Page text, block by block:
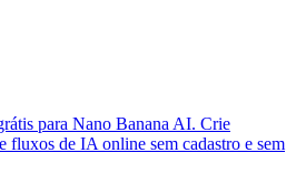
para Nano Banana AI. Crie
fluxos de IA online sem cadastro e sem